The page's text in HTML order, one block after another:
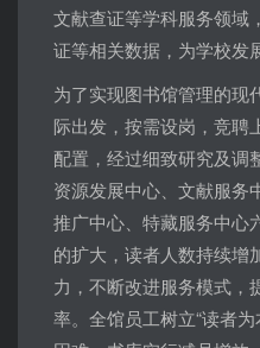
文献查证等学科服务领域
证等相关数据，为学校发
为了实现图书馆管理的现
际出发，按需设岗，竞聘
配置，经过细致研究及调
资源发展中心、文献服务
推广中心、特藏服务中心
的扩大，读者人数持续增
力，不断改进服务模式，
率。全馆员工树立“读者